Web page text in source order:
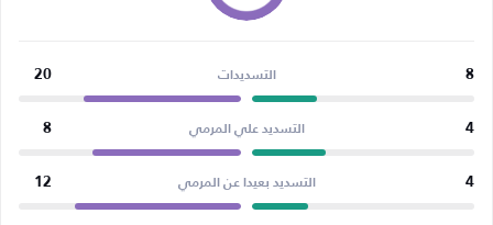
8 التسديدات 20
4 التسديد علي المرمي 8
4 التسديد بعيدا عن المرمي 12